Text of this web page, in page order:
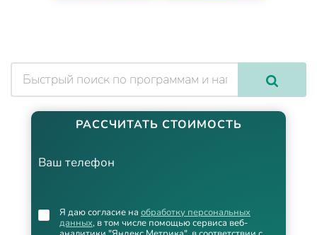
РАССЧИТАТЬ СТОИМОСТЬ
Ваш телефон
Я даю согласие на обработку персональных
данных, в том числе помощью сервиса веб-